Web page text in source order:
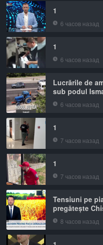
1
6 часов назад
1
6 часов назад
Lucrările de
sub podul
6 часов назад
1
7 часов назад
1
7 часов назад
Tensiuni pe
pregătește
8 часов назад